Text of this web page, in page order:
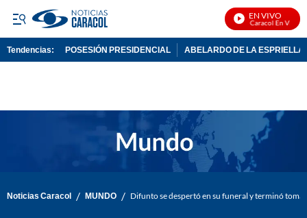
EN VIVO
Noticias Caracol En Vivo
Tendencias: POSESIÓN PRESIDENCIAL ABELARDO DE LA ESPRIELLA
Noticias Caracol / MUNDO / Difunto se despertó en su funeral y terminó